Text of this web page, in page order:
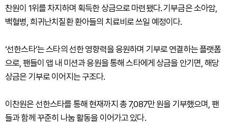
찬원이 1위를 차지하며 획득한 상금으로 마련됐다. 기부금은 소아암,
백혈병, 희귀난치질환 환아들의 치료비로 쓰일 예정이다.
‘선한스타’는 스타의 선한 영향력을 응원하며 기부로 연결하는 플랫폼
으로, 팬들이 앱 내 미션과 응원을 통해 스타에게 상금을 안기면, 해당
상금은 기부로 이어지는 구조다.
이찬원은 선한스타를 통해 현재까지 총 7,087만 원을 기부했으며, 팬
들과 함께 꾸준히 나눔 활동을 이어가고 있다.